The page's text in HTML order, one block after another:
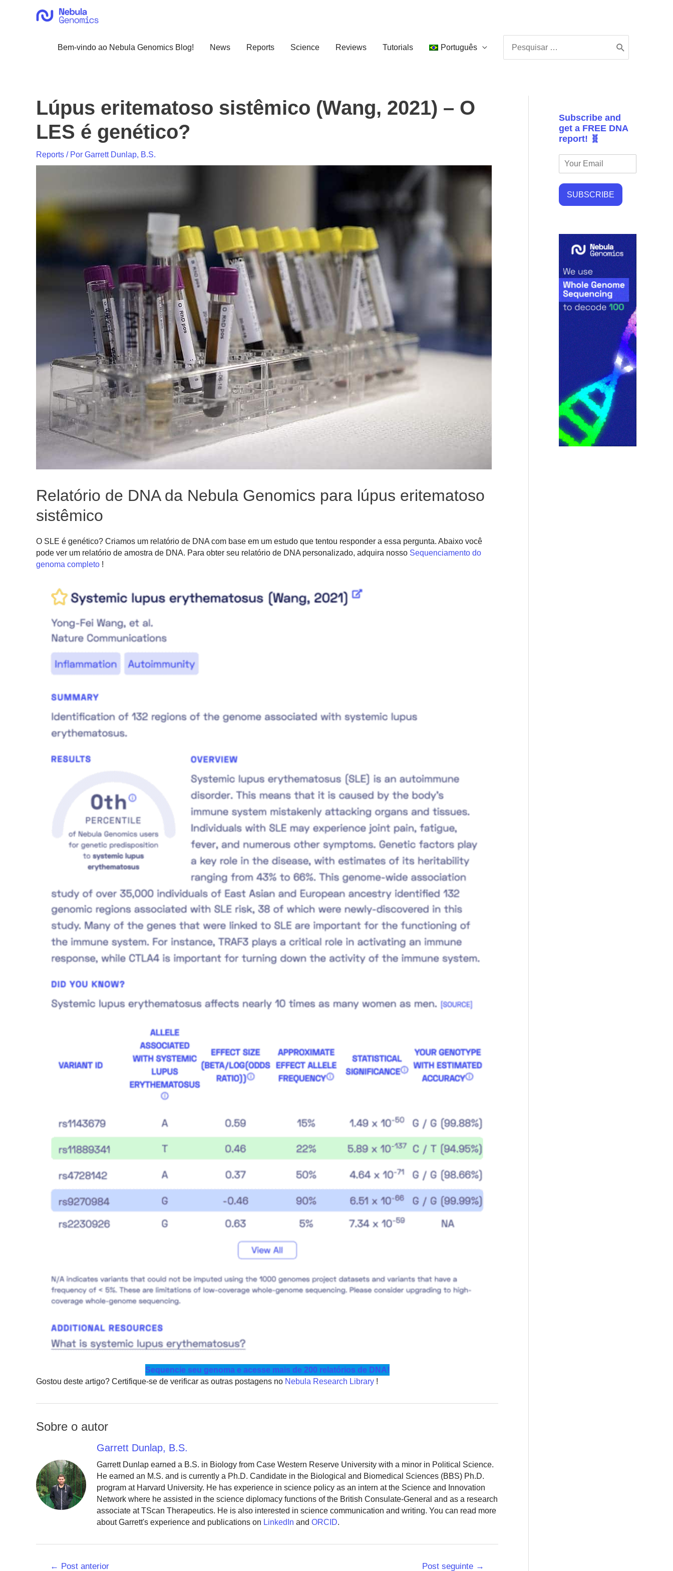
Bem-vindo ao Nebula Genomics Blog!
News Reports Science Reviews Tutorials Português
Lúpus eritematoso sistêmico (Wang, 2021) – O
LES é genético?
Reports / Por Garrett Dunlap, B.S.
Relatório de DNA da Nebula Genomics para lúpus eritematoso
sistêmico
O SLE é genético? Criamos um relatório de DNA com base em um estudo que tentou responder a essa pergunta. Abaixo você
pode ver um relatório de amostra de DNA. Para obter seu relatório de DNA personalizado, adquira nosso Sequenciamento do
genoma completo !
Sequencie seu genoma e acesse mais de 200 relatórios de DNA!
Gostou deste artigo? Certifique-se de verificar as outras postagens no Nebula Research Library !
Sobre o autor
Garrett Dunlap, B.S.
Garrett Dunlap earned a B.S. in Biology from Case Western Reserve University with a minor in Political Science.
He earned an M.S. and is currently a Ph.D. Candidate in the Biological and Biomedical Sciences (BBS) Ph.D.
program at Harvard University. He has experience in science policy as an intern at the Science and Innovation
Network where he assisted in the science diplomacy functions of the British Consulate-General and as a research
associate at TScan Therapeutics. He is also interested in science communication and writing. You can read more
about Garrett's experience and publications on LinkedIn andORCID.
Navegação
← Post anterior Post seguinte →
Subscribe and
get a FREE DNA
report! 🧬
SUBSCRIBE